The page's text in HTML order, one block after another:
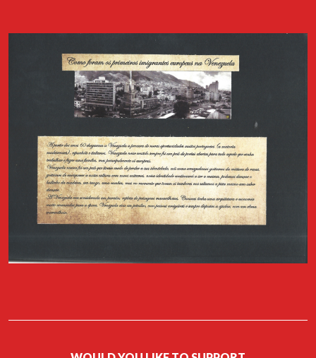
realizado em 2024 para o jornal Expresso, baseado em alguns
presente a autora, a jornalista Ana França. Haverá ainda a
projecção do filme "Bangla" (2019) de Phaim Bhuiyan, comédia
romântica sobre o amor atribulado entre um rapaz de ascendência
bengali e uma rapariga italiana. A entrada para o filme tem um
custo simbólico de 5 diários que reverte como donativo para a
Apoio: RISI FILM e Casa do Comum